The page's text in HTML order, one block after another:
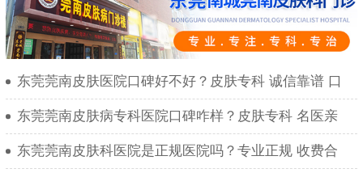
东莞莞南皮肤医院口碑好不好？皮肤专科 诚信靠谱 口
东莞莞南皮肤病专科医院口碑咋样？皮肤专科 名医亲
东莞莞南皮肤科医院是正规医院吗？专业正规 收费合